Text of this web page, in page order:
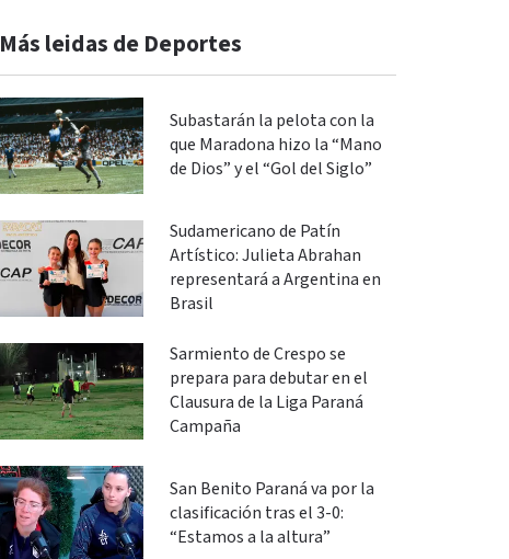
Más leidas de Deportes
Subastarán la pelota con la
que Maradona hizo la “Mano
de Dios” y el “Gol del Siglo”
Sudamericano de Patín
Artístico: Julieta Abrahan
representará a Argentina en
Brasil
Sarmiento de Crespo se
prepara para debutar en el
Clausura de la Liga Paraná
Campaña
San Benito Paraná va por la
clasificación tras el 3-0:
“Estamos a la altura”